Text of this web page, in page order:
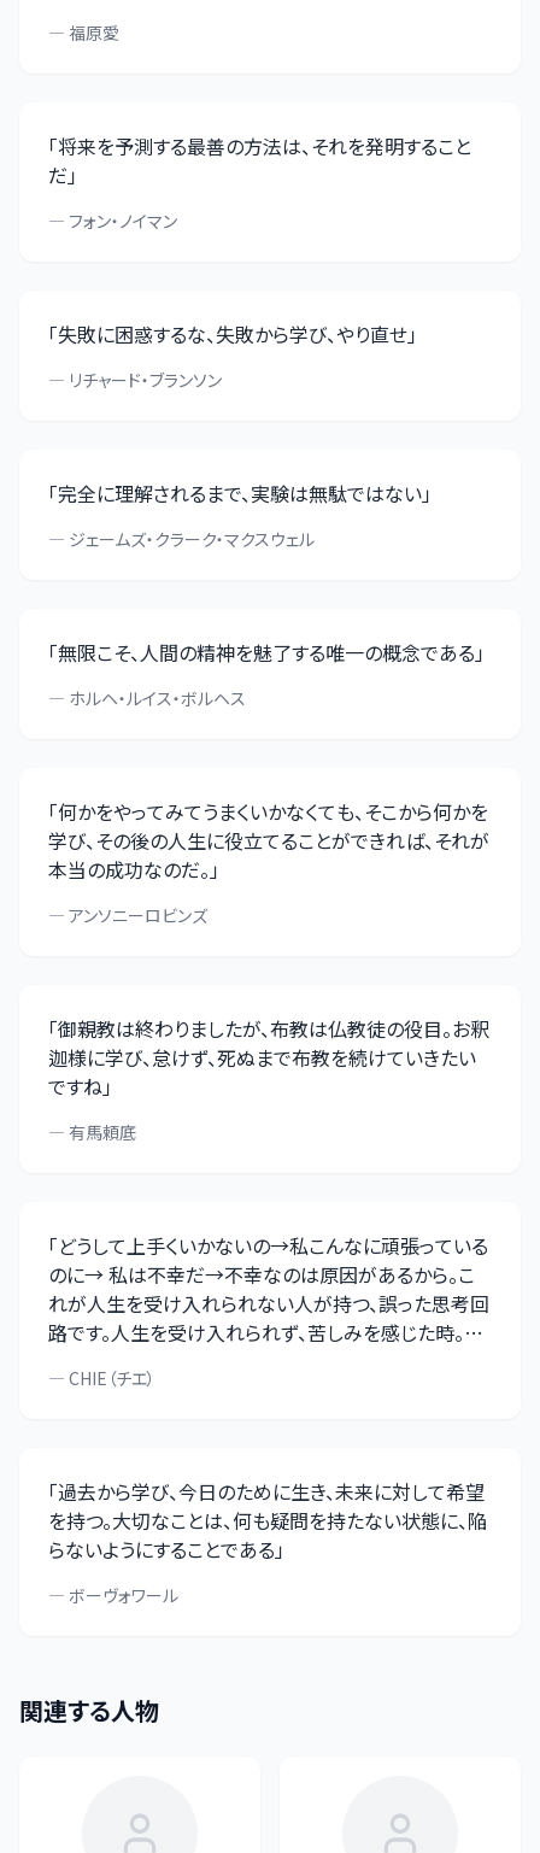
— 福原愛
「将来を予測する最善の方法は、それを発明すること
だ」
— フォン・ノイマン
「失敗に困惑するな、失敗から学び、やり直せ」
— リチャード・ブランソン
「完全に理解されるまで、実験は無駄ではない」
— ジェームズ・クラーク・マクスウェル
「無限こそ、人間の精神を魅了する唯一の概念である」
— ホルヘ・ルイス・ボルヘス
「何かをやってみてうまくいかなくても、そこから何かを
学び、その後の人生に役立てることができれば、それが
本当の成功なのだ。」
— アンソニーロビンズ
「御親教は終わりましたが、布教は仏教徒の役目。お釈
迦様に学び、怠けず、死ぬまで布教を続けていきたい
ですね」
— 有馬頼底
「どうして上手くいかないの→私こんなに頑張っている
のに→ 私は不幸だ→不幸なのは原因があるから。こ
れが人生を受け入れられない人が持つ、誤った思考回
路です。人生を受け入れられず、苦しみを感じた時。そ
があります。「自分ばかりが」「自分のせいで」と考える
等に、光も影もある。どちらにフォーカスした生き方を
しているか、または、したいか。視野を広く持ち、物事を
多面的にとらえるようになると、人生がフリーズしない
ですむようになりますよ 」
— CHIE（チエ）
「過去から学び、今日のために生き、未来に対して希望
を持つ。大切なことは、何も疑問を持たない状態に、陥
らないようにすることである」
— ボーヴォワール
関連する人物